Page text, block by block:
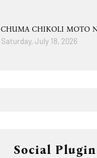
CHUMA CHIKOLI MOTO
Saturday, July 18, 2026
Social Plugin